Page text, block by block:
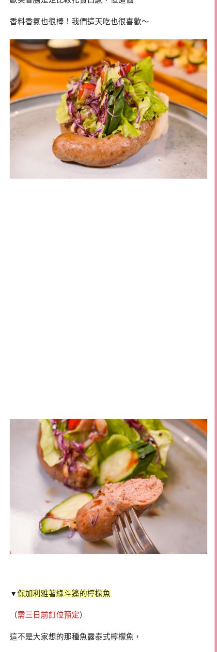
香料香氣也很棒！我們這天吃也很喜歡～
▼保加利雅著綠斗篷的檸檬魚
（需三日前訂位預定）
這不是大家想的那種魚露泰式檸檬魚，